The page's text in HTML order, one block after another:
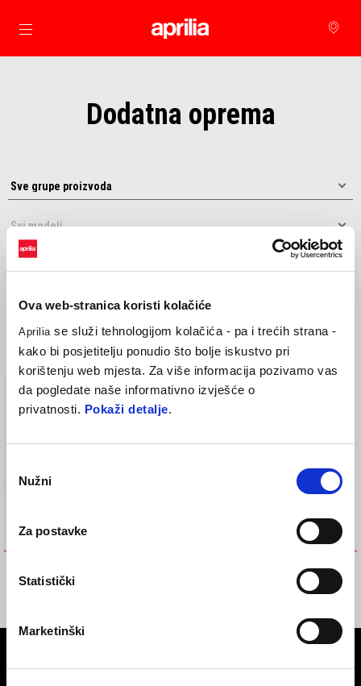
Ova web-stranica koristi kolačiće
Aprilia se služi tehnologijom kolačića - pa i trećih strana -
kako bi posjetitelju ponudio što bolje iskustvo pri
korištenju web mjesta. Za više informacija pozivamo vas
da pogledate naše informativno izvješće o
privatnosti. Pokaži detalje.
pristanka
Nužni
Za postavke
Statistički
Marketinški
Idi na glavni izbornik
Dodatna oprema
Sortiraj prema:
€ 89
KOMPLET ZA UGRADNJU
GRIJANE DODATNE OPREME